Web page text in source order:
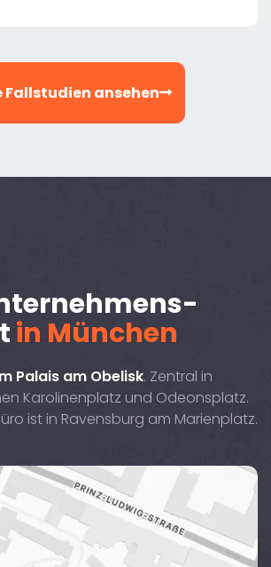
Fallstudien ansehen
in München
Palais am Obelisk. Zentral in
Karolinenplatz und Odeonsplatz.
ist in Ravensburg am Marienplatz.